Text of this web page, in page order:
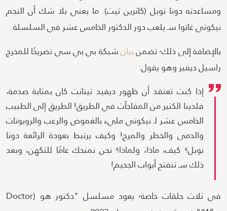
ومساعدته دونا نوبل (كاثرين تيت). ما يعني بلا شك أن النجم
نيكوتي غاتوا سـ يلعب دور الدكتور الخامس عشر في السلسلة.
بالإضافة إلى ذلك٬ تضمن
بيانشبكة بي بي سي تصريحًا للمخرج
راسيل ديفيز وهو يقول:
إذا كنت تعتقد أن ظهور ديفيد تينانت كان بمثابة صدمة،
فلدينا الكثير من المفاجآت في الطريق! الطريق إلى الطبيب
الخامس عشر لـ نيكوتي مليء بالغموض والرعب والروبوتات
والدمى والخطر والمرح! وكيف يرتبط بعودة الرائعة دونا
نوبل؟ كيف، ماذا، ولماذا؟ نحن نمنحك عامًا للتكهن، وبعد
ذلك سـ تنفتح أبواب الجحيم!
في ثلاث حلقات خاصة٬ يعود مسلسل "دكتور هو (Doctor